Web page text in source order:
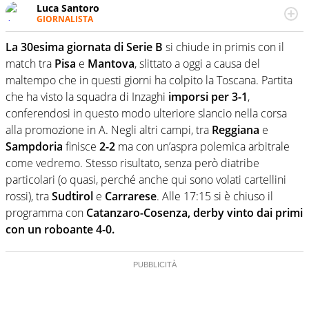
Luca Santoro
GIORNALISTA
Esperto di Motorsport ma, più in generale, appassionato
di tutto ciò che sia Sport, anche senza il Motor. Dà il
meglio di sé quando la strada fa largo alle due o alle
quattro ruote
La 30esima giornata di Serie B si chiude in primis con il
match tra Pisa e Mantova, slittato a oggi a causa del
maltempo che in questi giorni ha colpito la Toscana. Partita
che ha visto la squadra di Inzaghi imporsi per 3-1,
conferendosi in questo modo ulteriore slancio nella corsa
alla promozione in A. Negli altri campi, tra Reggiana e
Sampdoria finisce 2-2 ma con un’aspra polemica arbitrale
come vedremo. Stesso risultato, senza però diatribe
particolari (o quasi, perché anche qui sono volati cartellini
rossi), traSudtirol e Carrarese. Alle 17:15 si è chiuso il
programma con Catanzaro-Cosenza, derby vinto dai primi
con un roboante 4-0.